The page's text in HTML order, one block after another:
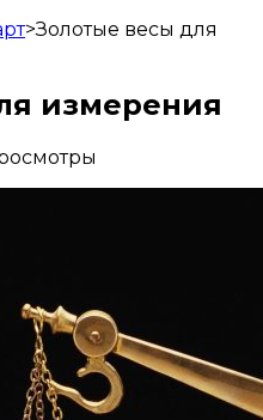
>Золотые весы для
измерения